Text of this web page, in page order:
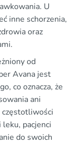
U
inne schorzenia,
oraz
od
Avana jest
co oznacza, że
ani
pacjenci
do swoich